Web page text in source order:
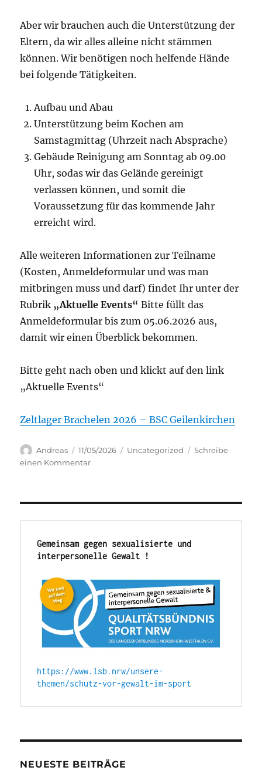
Aber wir brauchen auch die Unterstützung der
Eltern, da wir alles alleine nicht stämmen
können. Wir benötigen noch helfende Hände
bei folgende Tätigkeiten.
Aufbau und Abau
Unterstützung beim Kochen am
Samstagmittag (Uhrzeit nach Absprache)
Gebäude Reinigung am Sonntag ab 09.00
Uhr, sodas wir das Gelände gereinigt
verlassen können, und somit die
Voraussetzung für das kommende Jahr
erreicht wird.
Alle weiteren Informationen zur Teilname
(Kosten, Anmeldeformular und was man
mitbringen muss und darf) findet Ihr unter der
Rubrik „Aktuelle Events“ Bitte füllt das
Anmeldeformular bis zum 05.06.2026 aus,
damit wir einen Überblick bekommen.
Bitte geht nach oben und klickt auf den link
„Aktuelle Events“
Zeltlager Brachelen 2026 – BSC Geilenkirchen
Autor
Andreas
Veröffentlicht
am
11/05/2026 Kategorien
Uncategorized
Schreibe
einen Kommentarzu
es
so
weit,
Zeltlager
in
Brachelen
beginnt
Freitag
19.06.2026
um
Uhr
21.06.2026
um
Gemeinsam gegen sexualisierte und
interpersonelle Gewalt !
https://www.lsb.nrw/unsere-
themen/schutz-vor-gewalt-im-sport
NEUESTE BEITRÄGE